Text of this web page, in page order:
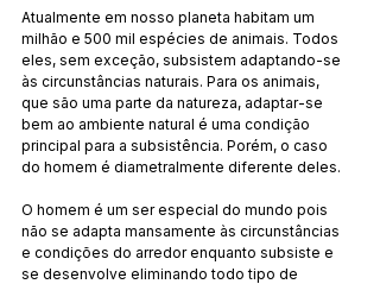
Atualmente em nosso planeta habitam um
milhão e 500 mil espécies de animais. Todos
eles, sem exceção, subsistem adaptando-se
às circunstâncias naturais. Para os animais,
que são uma parte da natureza, adaptar-se
bem ao ambiente natural é uma condição
principal para a subsistência. Porém, o caso
do homem é diametralmente diferente deles.
O homem é um ser especial do mundo pois
não se adapta mansamente às circunstâncias
e condições do arredor enquanto subsiste e
se desenvolve eliminando todo tipo de